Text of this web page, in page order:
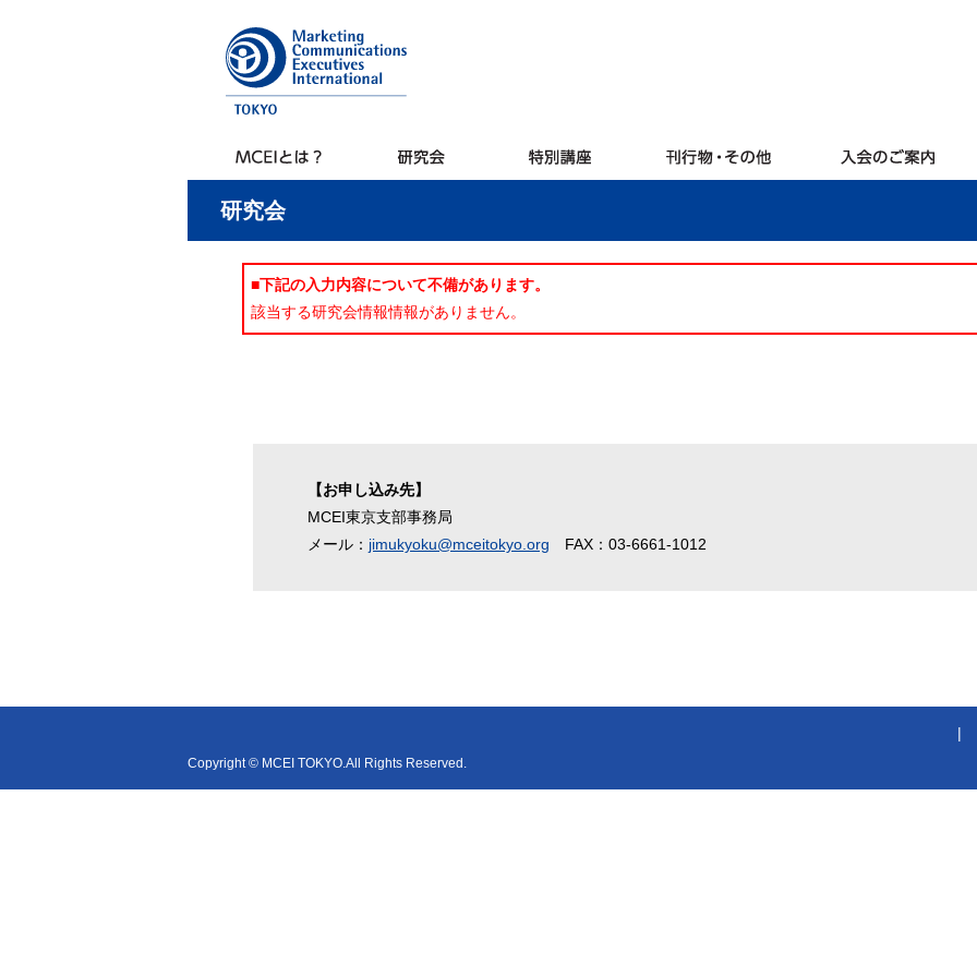
研究会
■下記の入力内容について不備があります。
該当する研究会情報情報がありません。
【お申し込み先】
MCEI東京支部事務局
メール： jimukyoku@mceitokyo.org FAX：03-6661-1012
Copyright © MCEI TOKYO.All Rights Reserved.